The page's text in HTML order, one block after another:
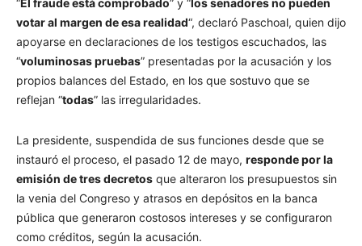
votar al margen de esa realidad“, declaró Paschoal, quien dijo
apoyarse en declaraciones de los testigos escuchados, las
“voluminosas pruebas” presentadas por la acusación y los
propios balances del Estado, en los que sostuvo que se
reflejan “todas” las irregularidades.
La presidente, suspendida de sus funciones desde que se
instauró el proceso, el pasado 12 de mayo, responde por la
emisión de tres decretos que alteraron los presupuestos sin
la venia del Congreso y atrasos en depósitos en la banca
pública que generaron costosos intereses y se configuraron
como créditos, según la acusación.